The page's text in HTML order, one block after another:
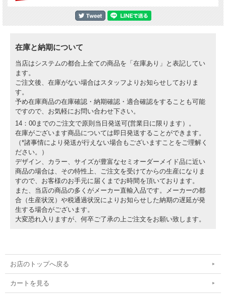
在庫と納期について
当店はシステムの都合上全ての商品を「在庫あり」と表記してい
ます。
ご注文後、在庫がない場合はスタッフよりお知らせしておりま
す。
予め在庫商品の在庫確認・納期確認・適合確認をすることも可能
ですので、お気軽にお問い合わせ下さい。
14：00までのご注文で原則当日発送可(営業日に限ります）。
在庫がございます商品については即日発送することができます。
（*諸事情により発送が行えない場合もございますことをご理解く
ださい。）
デザイン、カラー、サイズが豊富なセミオーダーメイド品に近い
商品の場合は、その特性上、ご注文を受けてからの生産になりま
すので、お客様のお手元に届くまでお時間を頂いております。
また、当店の商品の多くがメーカー直輸入品です。メーカーの都
合（生産状況）や税通過状況によりお知らせした納期の遅延が発
生する場合がございます。
大変恐れ入りますが、何卒ご了承の上ご注文をお願い致します。
お店のトップへ戻る
カートを見る